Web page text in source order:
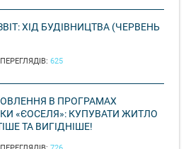
ХІД БУДІВНИЦТВА (ЧЕРВЕНЬ
ПЕРЕГЛЯДІВ: 625
В ПРОГРАМАХ
«ЄОСЕЛЯ»: КУПУВАТИ ЖИТЛО
ТА ВИГІДНІШЕ!